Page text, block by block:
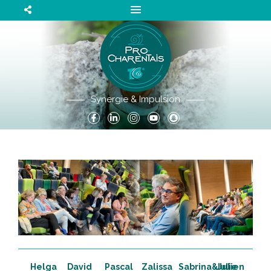
Synergie & Impulsion
Helga
David
Pascal
Zalissa
Sabrina&Julien
Julie